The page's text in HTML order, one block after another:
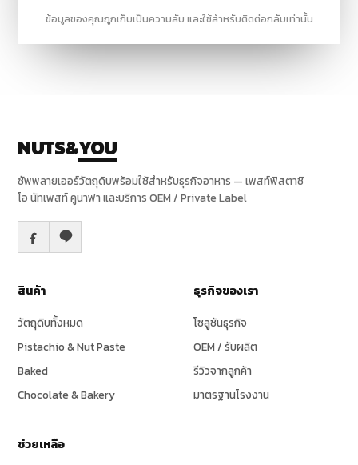
ข้อมูลของคุณถูกเก็บเป็นความลับ และใช้สำหรับติดต่อกลับเท่านั้น
NUTS&YOU
ซัพพลายเออร์วัตถุดิบพร้อมใช้สำหรับธุรกิจอาหาร — เพสท์พิสตาชิ
โอ นัทเพสท์ คูนาฟา และบริการ OEM / Private Label
สินค้า
วัตถุดิบทั้งหมด
Pistachio & Nut Paste
Baked
Chocolate & Bakery
ธุรกิจของเรา
โซลูชันธุรกิจ
OEM / รับผลิต
รีวิวจากลูกค้า
มาตรฐานโรงงาน
ช่วยเหลือ